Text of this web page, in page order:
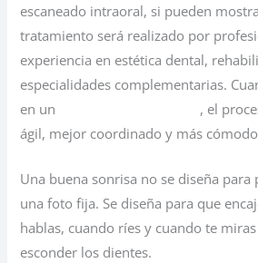
escaneado intraoral, si pueden
tratamiento será realizado por
experiencia en estética dental,
especialidades complementarias.
en un
, el
ágil, mejor coordinado y más
Una buena sonrisa no se diseña para
una foto fija. Se diseña para que
hablas, cuando ríes y cuando te
esconder los dientes.